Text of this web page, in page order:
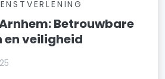
Betrouwbare
en veiligheid